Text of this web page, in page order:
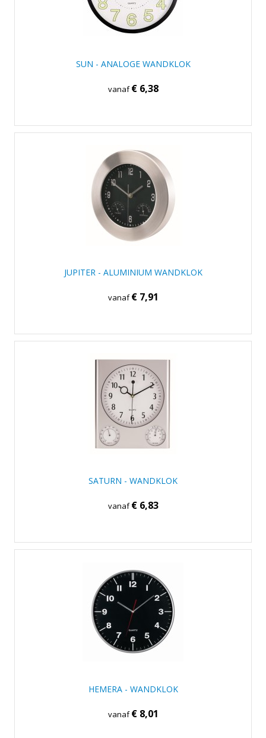
SUN - ANALOGE WANDKLOK
vanaf€ 6,38
JUPITER - ALUMINIUM WANDKLOK
vanaf€ 7,91
SATURN - WANDKLOK
vanaf€ 6,83
HEMERA - WANDKLOK
vanaf€ 8,01